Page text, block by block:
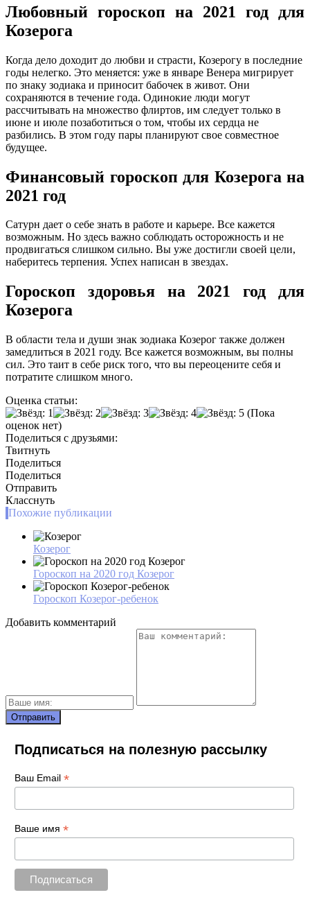
Любовный гороскоп на 2021 год для
Козерога
Когда дело доходит до любви и страсти, Козерогу в последние
годы нелегко. Это меняется: уже в январе Венера мигрирует
по знаку зодиака и приносит бабочек в живот. Они
сохраняются в течение года. Одинокие люди могут
рассчитывать на множество флиртов, им следует только в
июне и июле позаботиться о том, чтобы их сердца не
разбились. В этом году пары планируют свое совместное
будущее.
Финансовый гороскоп для Козерога на
2021 год
Сатурн дает о себе знать в работе и карьере. Все кажется
возможным. Но здесь важно соблюдать осторожность и не
продвигаться слишком сильно. Вы уже достигли своей цели,
наберитесь терпения. Успех написан в звездах.
Гороскоп здоровья на 2021 год для
Козерога
В области тела и души знак зодиака Козерог также должен
замедлиться в 2021 году. Все кажется возможным, вы полны
сил. Это таит в себе риск того, что вы переоцените себя и
потратите слишком много.
Оценка статьи:
(Пока
оценок нет)
Поделиться с друзьями:
Твитнуть
Поделиться
Поделиться
Отправить
Класснуть
Похожие публикации
Козерог
Гороскоп на 2020 год Козерог
Гороскоп Козерог-ребенок
Добавить комментарий
Подписаться на полезную рассылку
Ваш Email *
Ваше имя *